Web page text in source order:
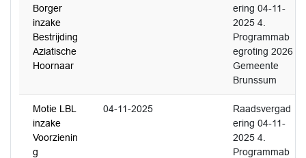
Borger
inzake
Bestrijding
Aziatische
Hoornaar
ering 04-11-
2025 4.
Programmab
egroting 2026
Gemeente
Brunssum
Motie LBL
inzake
Voorzienin
g
04-11-2025
Raadsvergad
ering 04-11-
2025 4.
Programmab